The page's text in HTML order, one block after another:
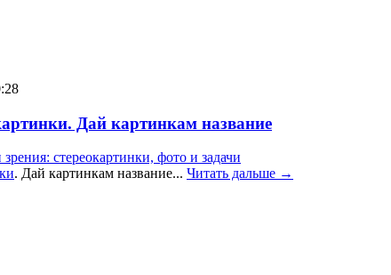
Дай картинкам название
стереокартинки, фото и задачи
. Дай картинкам название... Читать дальше →